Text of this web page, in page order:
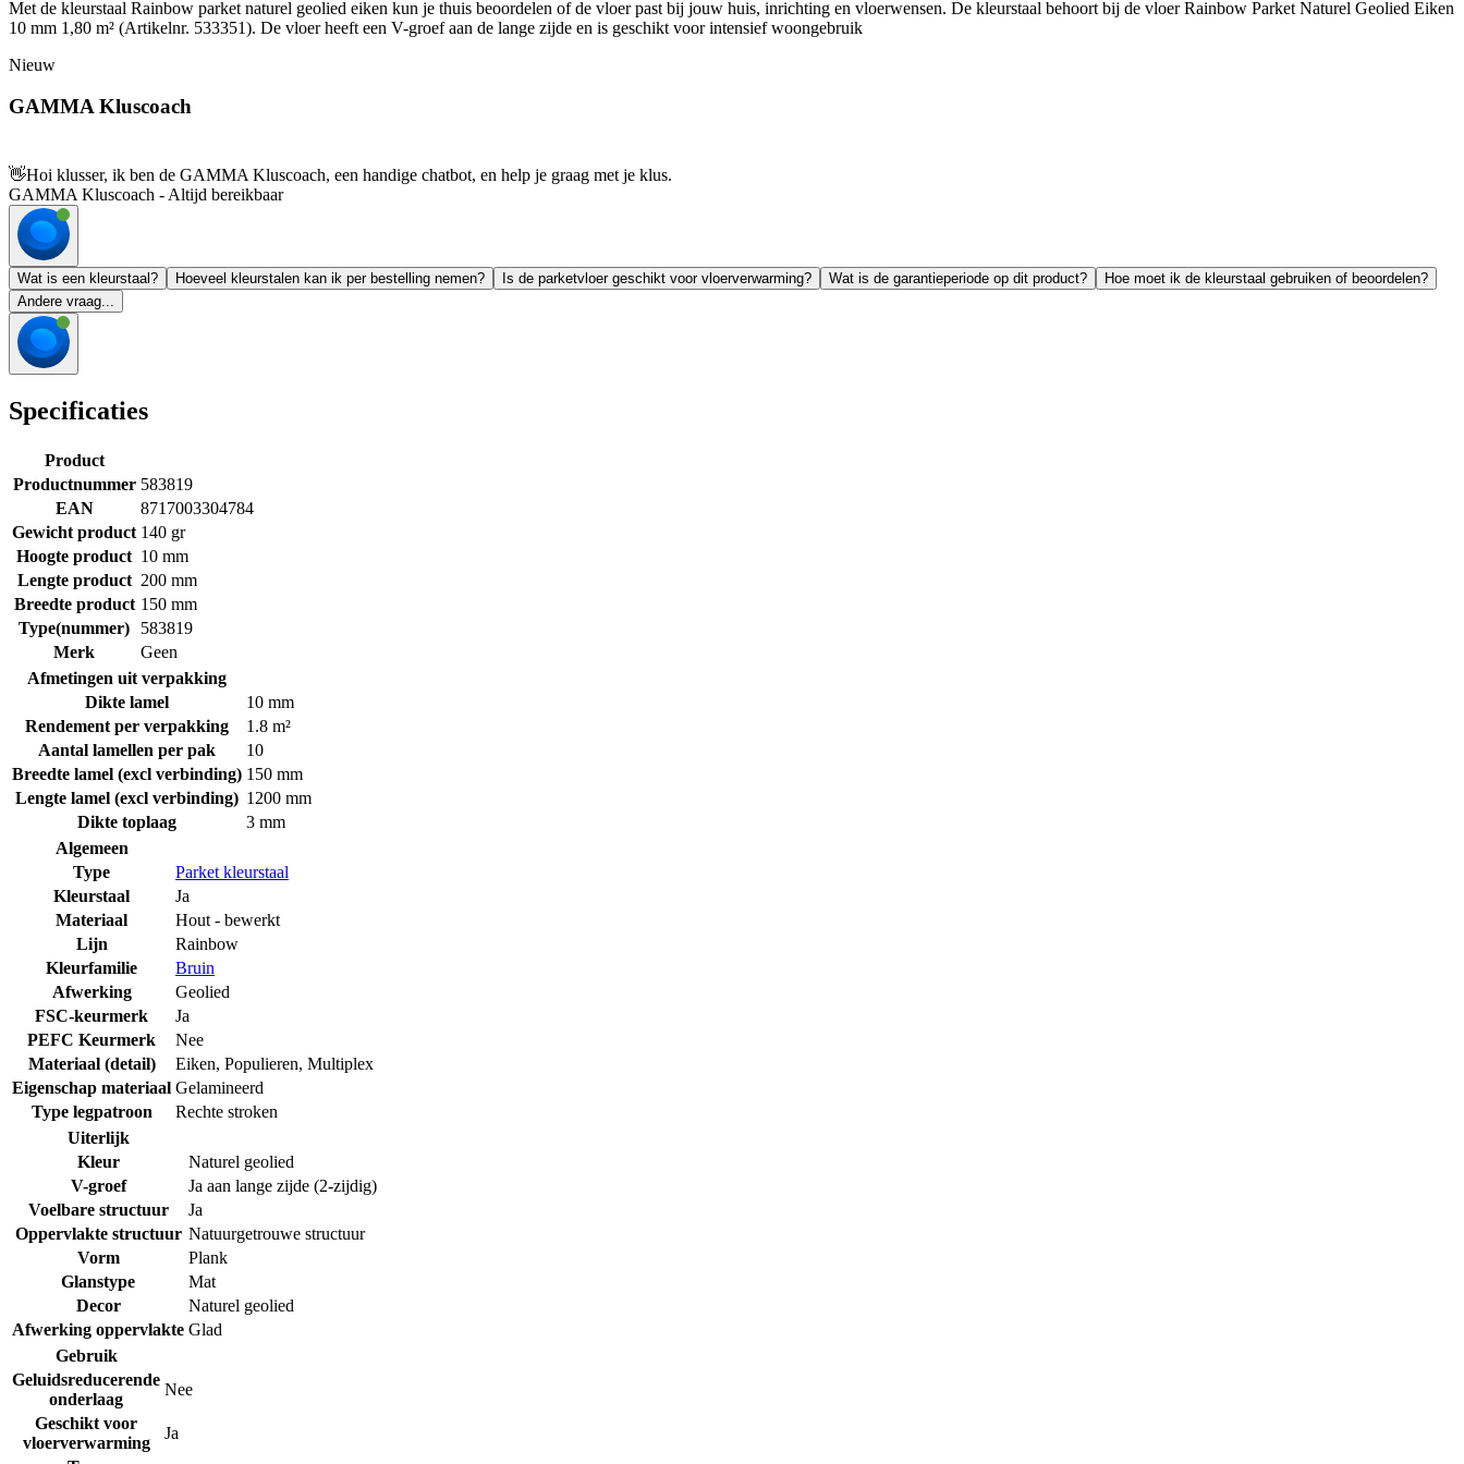
Met de kleurstaal Rainbow parket naturel geolied eiken kun je thuis beoordelen of de vloer past bij jouw huis, inrichting en vloerwensen. De kleurstaal behoort bij de vloer Rainbow Parket Naturel Geolied Eiken
10 mm 1,80 m² (Artikelnr. 533351). De vloer heeft een V-groef aan de lange zijde en is geschikt voor intensief woongebruik
Nieuw
GAMMA Kluscoach
👋Hoi klusser, ik ben de GAMMA Kluscoach, een handige chatbot, en help je graag met je klus.
GAMMA Kluscoach - Altijd bereikbaar
Wat is een kleurstaal? Hoeveel kleurstalen kan ik per bestelling nemen? Is de parketvloer geschikt voor vloerverwarming? Wat is de garantieperiode op dit product?
Hoe moet ik de kleurstaal gebruiken of beoordelen?
Andere vraag...
Specificaties
Product
Productnummer 583819
EAN
8717003304784
Gewicht product 140 gr
Hoogte product 10 mm
Lengte product 200 mm
Breedte product 150 mm
Type(nummer)
583819
Merk
Geen
Afmetingen uit verpakking
Dikte lamel
10 mm
Rendement per verpakking
1.8 m²
Aantal lamellen per pak
10
Breedte lamel (excl verbinding) 150 mm
Lengte lamel (excl verbinding) 1200 mm
Dikte toplaag
3 mm
Algemeen
Type
Parket kleurstaal
Kleurstaal
Ja
Materiaal
Hout - bewerkt
Lijn
Rainbow
Kleurfamilie
Bruin
Afwerking
Geolied
FSC-keurmerk
Ja
PEFC Keurmerk
Nee
Materiaal (detail)
Eiken, Populieren, Multiplex
Eigenschap materiaal Gelamineerd
Type legpatroon
Rechte stroken
Uiterlijk
Kleur
Naturel geolied
V-groef
Ja aan lange zijde (2-zijdig)
Voelbare structuur
Ja
Oppervlakte structuur Natuurgetrouwe structuur
Vorm
Plank
Glanstype
Mat
Decor
Naturel geolied
Afwerking oppervlakte Glad
Gebruik
Geluidsreducerende
onderlaag
Nee
Geschikt voor
vloerverwarming
Ja